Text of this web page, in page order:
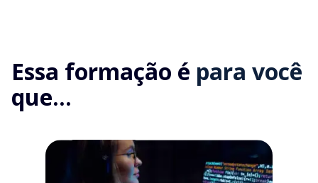
Essa formação é para você
que...